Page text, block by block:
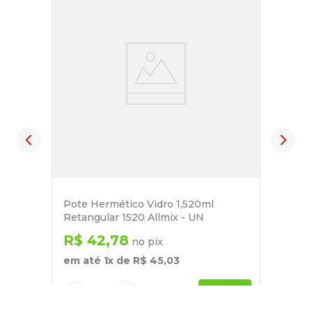
Pote Hermético Vidro 1,520ml
Retangular 1520 Allmix - UN
R$ 42,78 no pix
em até 1x de R$ 45,03